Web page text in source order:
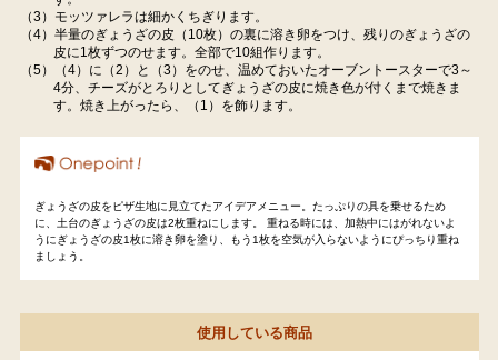
（3）モッツァレラは細かくちぎります。
（4）半量のぎょうざの皮（10枚）の裏に溶き卵をつけ、残りのぎょうざの
皮に1枚ずつのせます。全部で10組作ります。
（5）（4）に（2）と（3）をのせ、温めておいたオーブントースターで3～
4分、チーズがとろりとしてぎょうざの皮に焼き色が付くまで焼きま
す。焼き上がったら、（1）を飾ります。
ぎょうざの皮をピザ生地に見立てたアイデアメニュー。たっぷりの具を乗せるため
に、土台のぎょうざの皮は2枚重ねにします。 重ねる時には、加熱中にはがれないよ
うにぎょうざの皮1枚に溶き卵を塗り、もう1枚を空気が入らないようにぴっちり重ね
ましょう。
使用している商品